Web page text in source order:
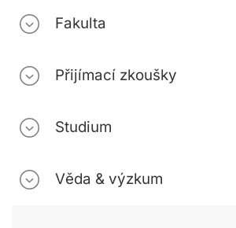
Fakulta
Přijímací zkoušky
Studium
Věda & výzkum